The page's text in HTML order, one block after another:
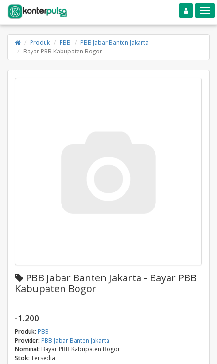
Toggle navigation
Produk PBB
PBB Jabar Banten Jakarta
Bayar PBB Kabupaten Bogor
PBB Jabar Banten Jakarta - Bayar PBB
Kabupaten Bogor
-1.200
Produk: PBB
Provider: PBB Jabar Banten Jakarta
Nominal: Bayar PBB Kabupaten Bogor
Stok: Tersedia